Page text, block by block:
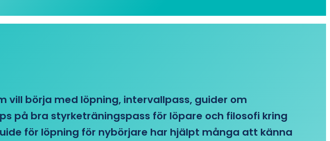
vill börja med löpning, intervallpass, guider om
på bra styrketräningspass för löpare och filosofi kring
för löpning för nybörjare har hjälpt många att känna